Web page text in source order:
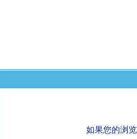
如果您的浏